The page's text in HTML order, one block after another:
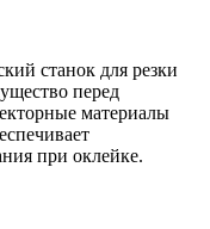
станок для резки
перед
материалы
при оклейке.